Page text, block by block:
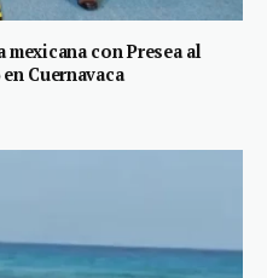
con Presea al
Cuernavaca